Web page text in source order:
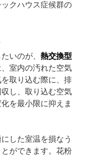
クハウス症候群の
いのが、 熱交換型
室内の汚れた空気
取り込む際に、排
し、取り込む空気
を最小限に抑えま
した室温を損なう
ができます。花粉